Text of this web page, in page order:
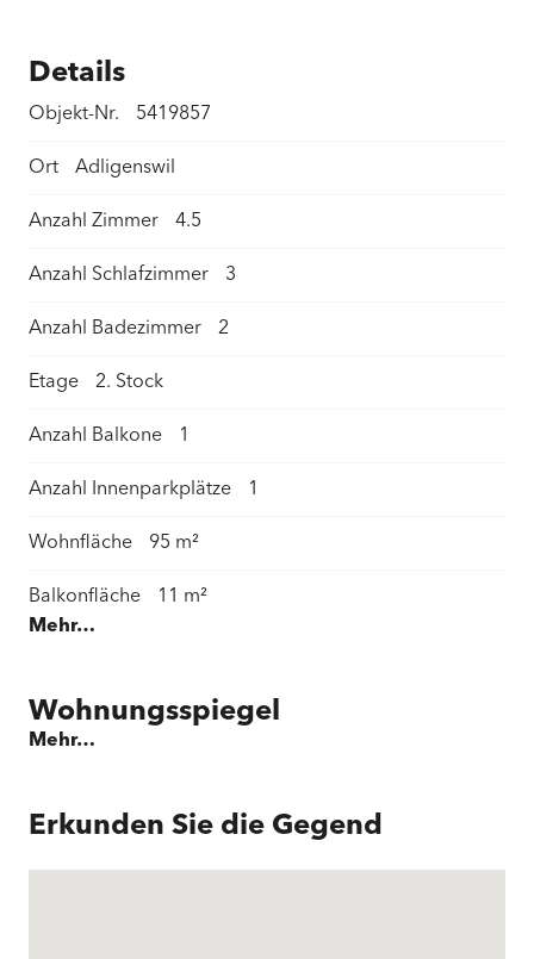
Details
Objekt-Nr. 5419857
Ort Adligenswil
Anzahl Zimmer 4.5
Anzahl Schlafzimmer 3
Anzahl Badezimmer 2
Etage 2. Stock
Anzahl Balkone 1
Anzahl Innenparkplätze 1
Wohnfläche 95 m²
Balkonfläche 11 m²
Jahr der letzten Renovierung
Sonniger Balkon mit schöner Weitsicht in den Wald |
Charakteristischer Innenausbau | Praktische
Einbauschränke mit viel Stauraum
Mehr…
Wohnungsspiegel
Mehr…
Erkunden Sie die Gegend